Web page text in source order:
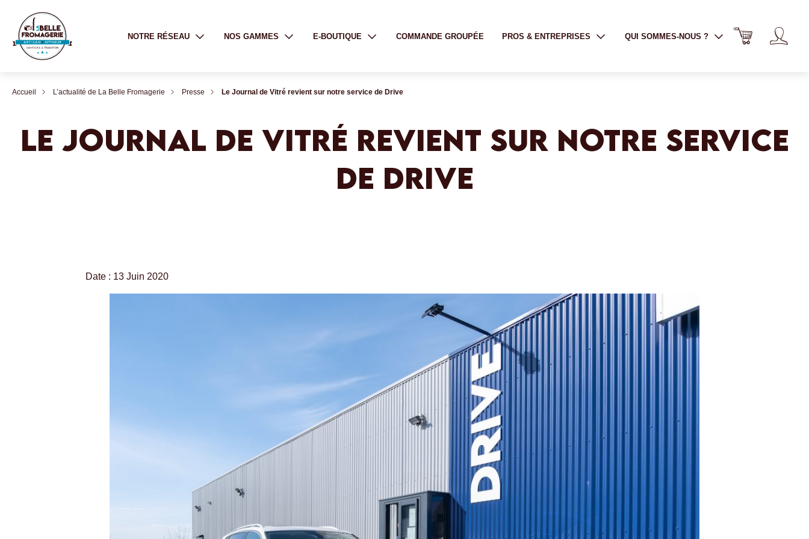
NOTRE RÉSEAU NOS GAMMES E-BOUTIQUE COMMANDE GROUPÉE PROS & ENTREPRISES QUI SOMMES-NOUS ?
Accueil L’actualité de La Belle Fromagerie Presse Le Journal de Vitré revient sur notre service de Drive
LE JOURNAL DE VITRÉ REVIENT SUR NOTRE SERVICE
DE DRIVE
Date : 13 Juin 2020